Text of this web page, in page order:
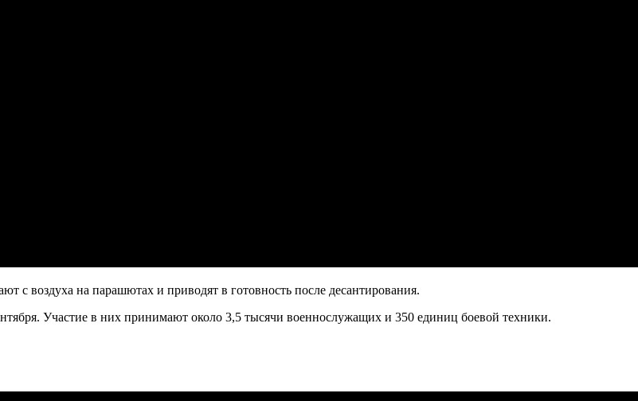
с воздуха на парашютах и приводят в готовность после десантирования.
Участие в них принимают около 3,5 тысячи военнослужащих и 350 единиц боевой техники.